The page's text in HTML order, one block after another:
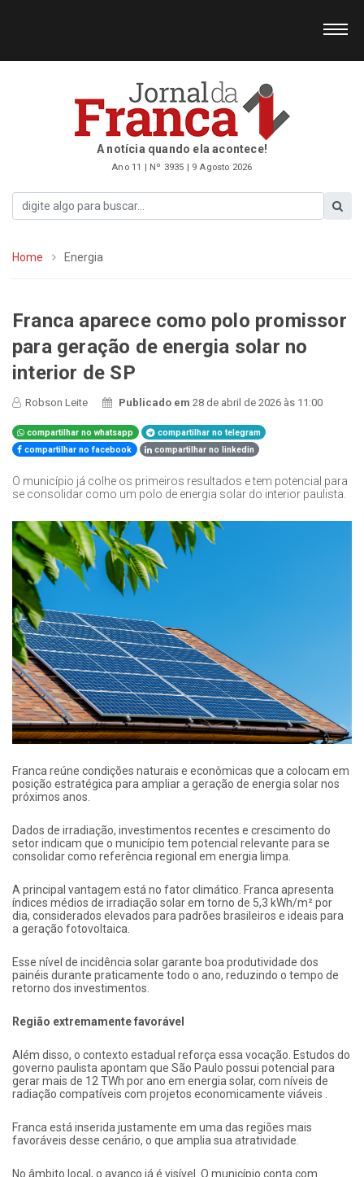
A notícia quando ela acontece!
Ano 11 | Nº 3935 | 9 Agosto 2026
Home Energia
Franca aparece como polo promissor
para geração de energia solar no
interior de SP
Robson Leite Publicado em28 de abril de 2026 às 11:00
compartilhar no whatsapp
compartilhar no telegram
compartilhar no facebook
compartilhar no linkedin
O município já colhe os primeiros resultados e tem potencial para
se consolidar como um polo de energia solar do interior paulista.
Franca reúne condições naturais e econômicas que a colocam em
posição estratégica para ampliar a geração de energia solar nos
próximos anos.
Dados de irradiação, investimentos recentes e crescimento do
setor indicam que o município tem potencial relevante para se
consolidar como referência regional em energia limpa.
A principal vantagem está no fator climático. Franca apresenta
índices médios de irradiação solar em torno de 5,3 kWh/m² por
dia, considerados elevados para padrões brasileiros e ideais para
a geração fotovoltaica.
Esse nível de incidência solar garante boa produtividade dos
painéis durante praticamente todo o ano, reduzindo o tempo de
retorno dos investimentos.
Região extremamente favorável
Além disso, o contexto estadual reforça essa vocação. Estudos do
governo paulista apontam que São Paulo possui potencial para
gerar mais de 12 TWh por ano em energia solar, com níveis de
radiação compatíveis com projetos economicamente viáveis .
Franca está inserida justamente em uma das regiões mais
favoráveis desse cenário, o que amplia sua atratividade.
No âmbito local, o avanço já é visível. O município conta com